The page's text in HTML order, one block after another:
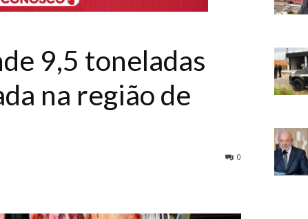
9,5 toneladas
na região de
0